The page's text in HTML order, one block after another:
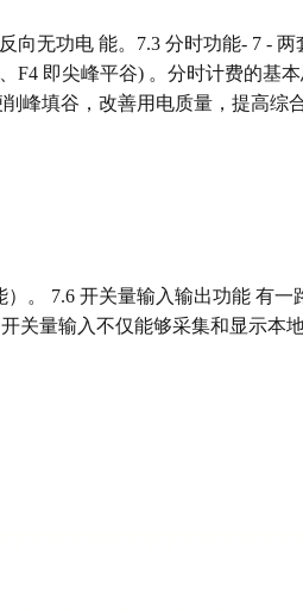
无功电 能。7.3 分时功能- 7 - 两
F4 即尖峰平谷) 。分时计费的基
峰填谷，改善用电质量，提高综
。 7.6 开关量输入输出功能 有一
关量输入不仅能够采集和显示本